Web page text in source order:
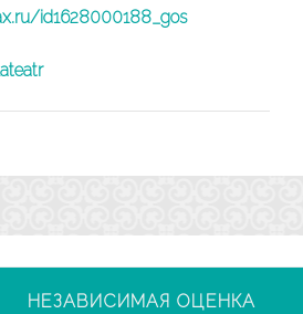
id1628000188_gos
НЕЗАВИСИМАЯ ОЦЕНКА